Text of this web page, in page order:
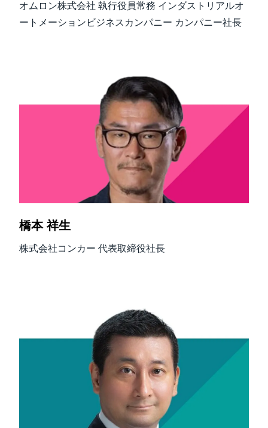
オムロン株式会社 執行役員常務 インダストリアルオ
ートメーションビジネスカンパニー カンパニー社長
橋本 祥生
株式会社コンカー 代表取締役社長